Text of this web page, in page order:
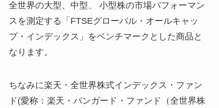
全世界の大型、中型、 小型株の市場パフォーマン
スを測定する「FTSEグローバル・オールキャッ
プ・インデックス」をベンチマークとした商品と
なります。
ちなみに楽天・全世界株式インデックス・ファン
ド(愛称：楽天・バンガード・ファンド（全世界株